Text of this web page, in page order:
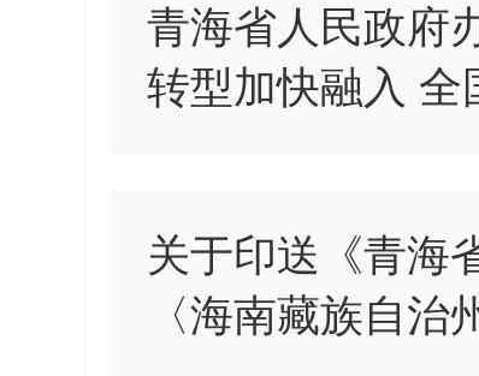
青海省人民政府
转型加快融入
关于印送《青海
〈海南藏族自